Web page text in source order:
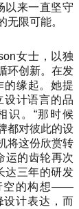
以来一直坚守
限可能。
女士，以独
环创新。在发
的缘起。她提
设计语言的品
识。“那时候
都对彼此的设
将这份欣赏转
运的齿轮再次
达三年的研发
空的构想——
设计表达，而